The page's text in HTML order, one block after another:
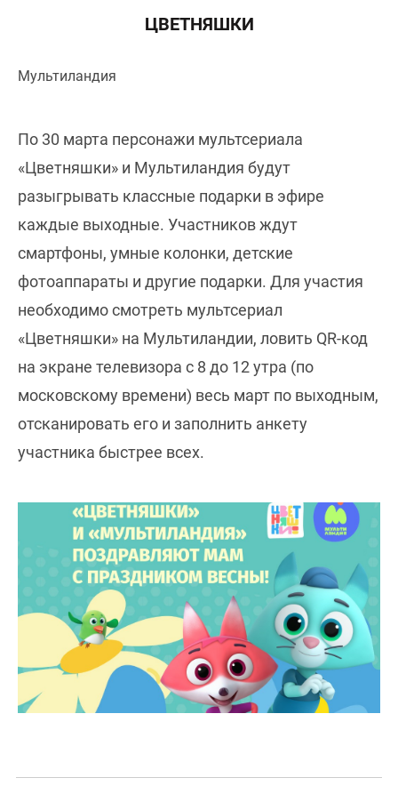
ЦВЕТНЯШКИ
Мультиландия
По 30 марта персонажи мультсериала
«Цветняшки» и Мультиландия будут
разыгрывать классные подарки в эфире
каждые выходные. Участников ждут
смартфоны, умные колонки, детские
фотоаппараты и другие подарки. Для участия
необходимо смотреть мультсериал
«Цветняшки» на Мультиландии, ловить QR-код
на экране телевизора с 8 до 12 утра (по
московскому времени) весь март по выходным,
отсканировать его и заполнить анкету
участника быстрее всех.